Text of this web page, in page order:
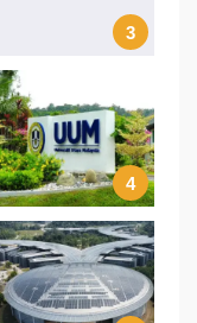
3
4